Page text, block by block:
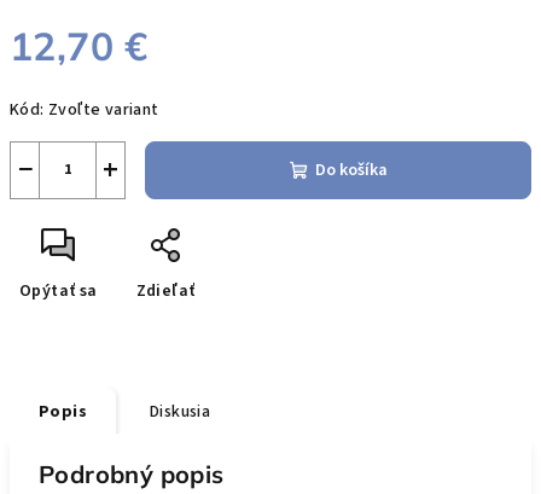
12,70 €
cena:
Kód: Zvoľte variant
+
− Do košíka
Opýtať sa Zdieľať
Popis Diskusia
Podrobný popis